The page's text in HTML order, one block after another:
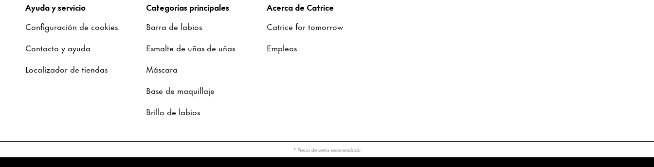
Ayuda y servicio
Configuración de cookies.
Contacto y ayuda
Localizador de tiendas
Categorías principales
Barra de labios
Esmalte de uñas de uñas
Máscara
Base de maquillaje
Brillo de labios
Acerca de Catrice
Catrice for tomorrow
Empleos
* Precio de venta recomendado